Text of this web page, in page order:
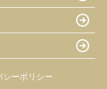
シーポリシー